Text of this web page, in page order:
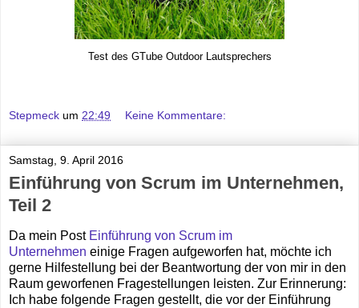
Test des GTube Outdoor Lautsprechers
Stepmeck um 22:49 Keine Kommentare:
Samstag, 9. April 2016
Einführung von Scrum im Unternehmen,
Teil 2
Da mein Post Einführung von Scrum im
Unternehmen einige Fragen aufgeworfen hat, möchte ich
gerne Hilfestellung bei der Beantwortung der von mir in den
Raum geworfenen Fragestellungen leisten. Zur Erinnerung:
Ich habe folgende Fragen gestellt, die vor der Einführung